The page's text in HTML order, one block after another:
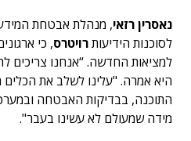
נאסרין רזאי, מנהלת אבטחת המידע
לסוכנות הידיעותרויטרס, כי
היא אמרה. "עלינו לשלב את הכלים
התוכנה, בבדיקות האבטחה
מידה שמעולם לא עשינו בעבר".